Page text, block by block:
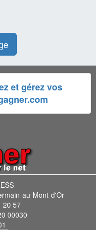
et gérez vos
au-Mont-d'Or
20 57
00030